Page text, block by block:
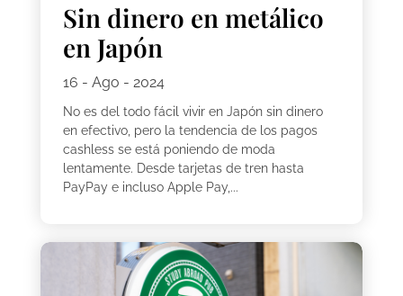
Sin dinero en metálico
en Japón
16 - Ago - 2024
No es del todo fácil vivir en Japón sin dinero
en efectivo, pero la tendencia de los pagos
cashless se está poniendo de moda
lentamente. Desde tarjetas de tren hasta
PayPay e incluso Apple Pay,...